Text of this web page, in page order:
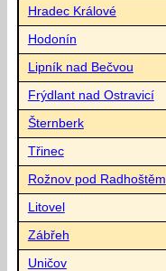
Hradec Králové
Hodonín
Lipník nad Bečvou
Frýdlant nad Ostravicí
Šternberk
Třinec
Rožnov pod Radhoštěm
Litovel
Zábřeh
Uničov